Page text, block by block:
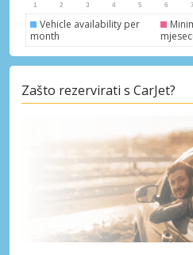
Vehicle availability per
month
Zašto rezervirati s CarJet?
Pristupite
dobavljača
Prijava